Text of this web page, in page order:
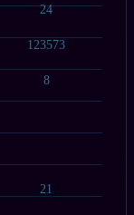
24
123573
8
21